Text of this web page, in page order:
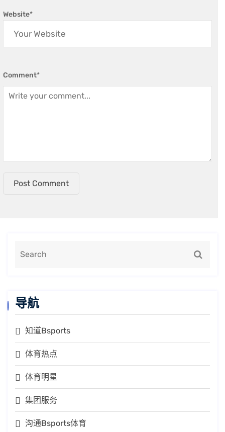
Website*
Comment*
Post Comment
导航
知道Bsports
体育热点
体育明星
集团服务
沟通Bsports体育